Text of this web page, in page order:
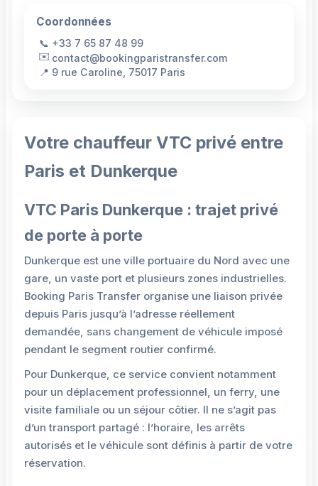
Coordonnées
📞 +33 7 65 87 48 99
✉️ contact@bookingparistransfer.com
📍 9 rue Caroline, 75017 Paris
Votre chauffeur VTC privé entre
Paris et Dunkerque
VTC Paris Dunkerque : trajet privé
de porte à porte
Dunkerque est une ville portuaire du Nord avec une
gare, un vaste port et plusieurs zones industrielles.
Booking Paris Transfer organise une liaison privée
depuis Paris jusqu’à l’adresse réellement
demandée, sans changement de véhicule imposé
pendant le segment routier confirmé.
Pour Dunkerque, ce service convient notamment
pour un déplacement professionnel, un ferry, une
visite familiale ou un séjour côtier. Il ne s’agit pas
d’un transport partagé : l’horaire, les arrêts
autorisés et le véhicule sont définis à partir de votre
réservation.